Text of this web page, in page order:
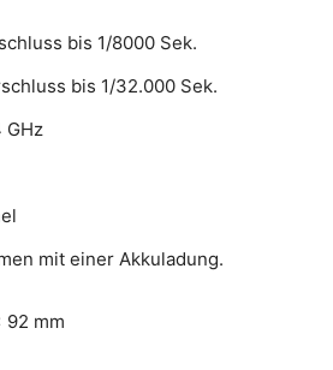
bis 1/8000 Sek.
bis 1/32.000 Sek.
GHz
mit einer Akkuladung.
92 mm